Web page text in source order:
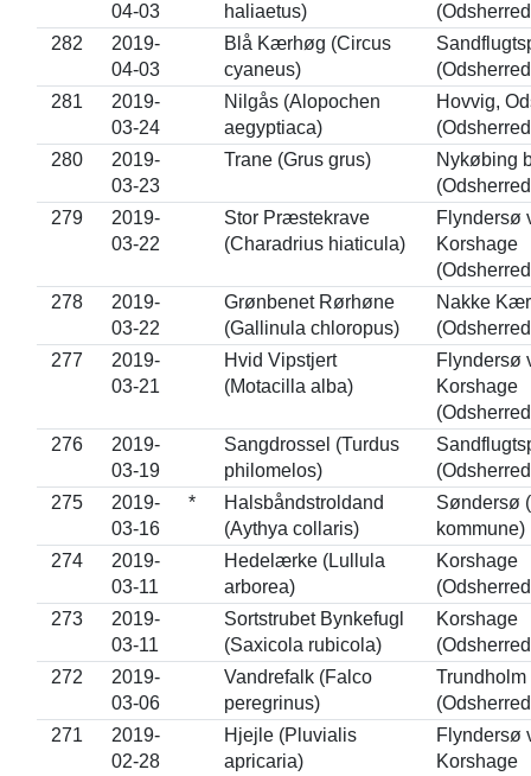
04-03
haliaetus)
282
2019-
04-03
Blå Kærhøg (Circus
cyaneus)
281
2019-
03-24
Nilgås (Alopochen
aegyptiaca)
Hovvig,
280
2019-
03-23
Trane (Grus grus)
Nykøbing
279
2019-
03-22
Stor Præstekrave
(Charadrius hiaticula)
Flyndersø
Korshage
278
2019-
03-22
Grønbenet Rørhøne
(Gallinula chloropus)
Nakke Kær
277
2019-
03-21
Hvid Vipstjert
(Motacilla alba)
Flyndersø
Korshage
276
2019-
03-19
Sangdrossel (Turdus
philomelos)
275
2019-
03-16
*
Halsbåndstroldand
(Aythya collaris)
Søndersø
274
2019-
03-11
Hedelærke (Lullula
arborea)
Korshage
273
2019-
03-11
Sortstrubet Bynkefugl
(Saxicola rubicola)
Korshage
272
2019-
03-06
Vandrefalk (Falco
peregrinus)
Trundholm
271
2019-
02-28
Hjejle (Pluvialis
apricaria)
Flyndersø
Korshage